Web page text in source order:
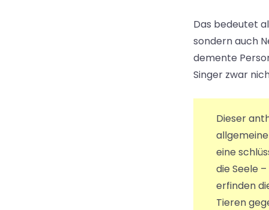
Das bedeutet
sondern auch
demente
Singer zwar
Dieser
eine
die Seele
erfinden
Tieren